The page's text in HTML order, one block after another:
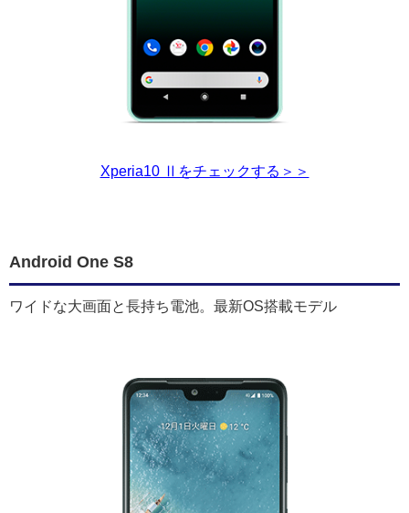
Xperia10 Ⅱをチェックする＞＞
Android One S8
ワイドな大画面と長持ち電池。最新OS搭載モデル